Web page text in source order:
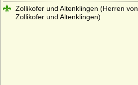
Zollikofer und Altenklingen (Herren von
Zollikofer und Altenklingen)